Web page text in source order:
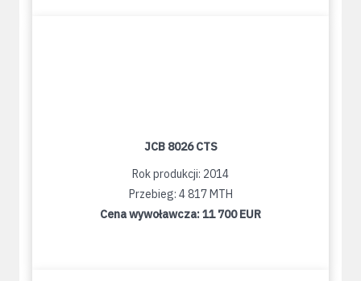
JCB 8026 CTS
Rok produkcji: 2014
Przebieg: 4 817 MTH
Cena wywoławcza:11 700 EUR